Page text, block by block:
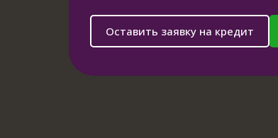
Оставить заявку на кредит